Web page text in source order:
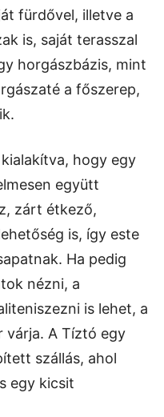
fürdővel, illetve a
is, saját terasszal
horgászbázis, mint
a főszerep,
hogy egy
együtt
zárt étkező,
is, így este
Ha pedig
nézni, a
is lehet, a
várja. A Tíztó egy
szállás, ahol
egy kicsit